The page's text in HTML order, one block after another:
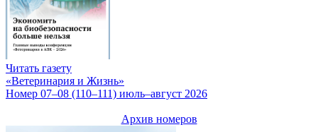
Читать газету
«Ветеринария и Жизнь»
Номер 07–08 (110–111) июль–август 2026
Архив номеров